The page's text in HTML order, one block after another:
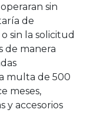
sin
de
sin la solicitud
de manera
multa de 500
meses,
y accesorios